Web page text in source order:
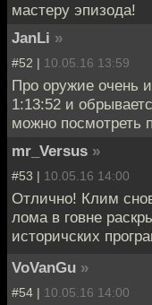
мастеру эпизода!
JanLi »
#52 | 10.05.16 13:59
Про оружие очень
1:13:52 и
можно посмотреть
mr_Versus »
#53 | 10.05.16 14:00
Отлично! Клим
лома в говне
историчских
VoVanGu »
#54 | 10.05.16 14:00